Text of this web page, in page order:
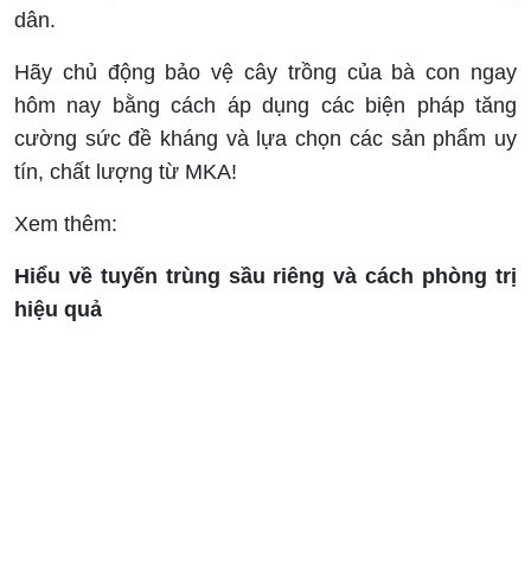
dân.
Hãy chủ động bảo vệ cây trồng của bà con ngay
hôm nay bằng cách áp dụng các biện pháp tăng
cường sức đề kháng và lựa chọn các sản phẩm uy
tín, chất lượng từ MKA!
Xem thêm:
Hiểu về tuyến trùng sầu riêng và cách phòng trị
hiệu quả